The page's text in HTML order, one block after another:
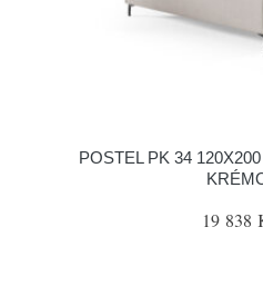
POSTEL PK 34
19 838